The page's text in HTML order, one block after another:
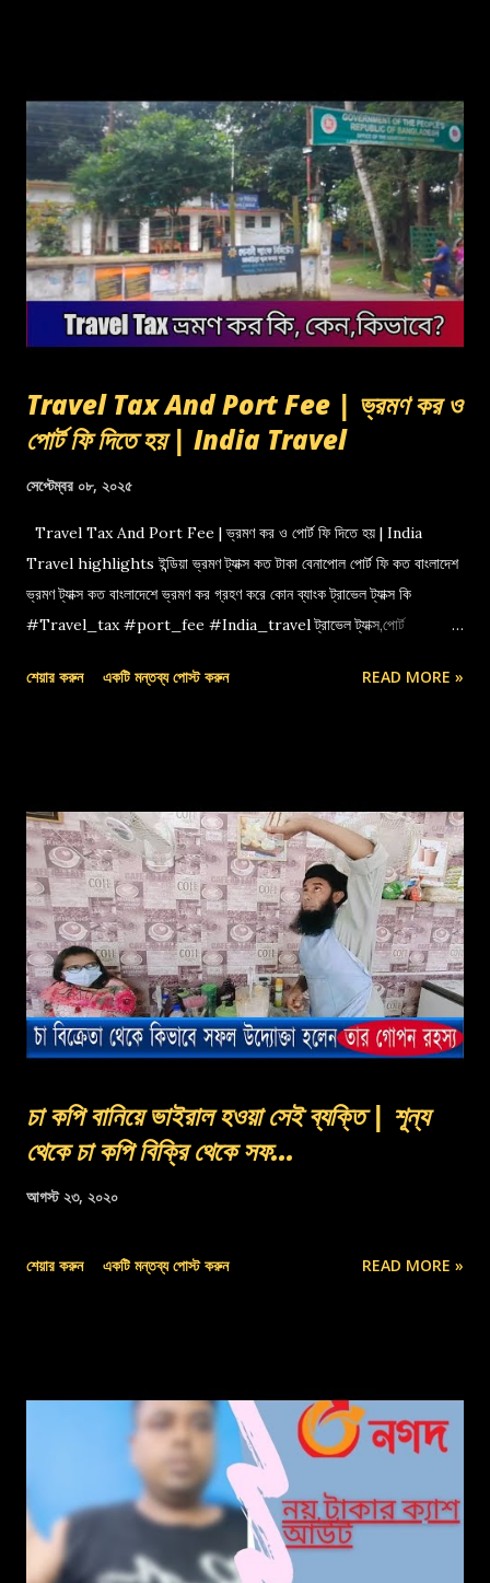
Travel Tax And Port Fee | ভ্রমণ কর ও
পোর্ট ফি দিতে হয় | India Travel
সেপ্টেম্বর ০৮, ২০২৫
Travel Tax And Port Fee | ভ্রমণ কর ও পোর্ট ফি দিতে হয় | India
Travel highlights ইন্ডিয়া ভ্রমণ ট্যাক্স কত টাকা বেনাপোল পোর্ট ফি কত বাংলাদেশ
ভ্রমণ ট্যাক্স কত বাংলাদেশে ভ্রমণ কর গ্রহণ করে কোন ব্যাংক ট্রাভেল ট্যাক্স কি
#Travel_tax #port_fee #India_travel ট্রাভেল ট্যাক্স,পোর্ট
শেয়ার করুন একটি মন্তব্য পোস্ট করুন READ MORE »
চা কপি বানিয়ে ভাইরাল হওয়া সেই ব্যক্তি | শূন্য
থেকে চা কপি বিক্রি থেকে সফ...
আগস্ট ২৩, ২০২০
শেয়ার করুন একটি মন্তব্য পোস্ট করুন READ MORE »